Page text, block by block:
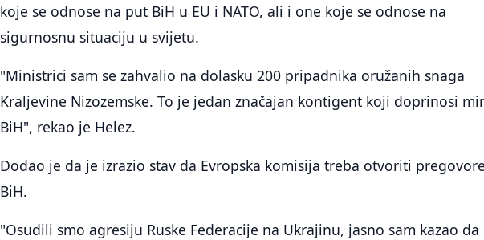
koje se odnose na put BiH u EU i NATO, ali i one koje se odnose na
sigurnosnu situaciju u svijetu.
"Ministrici sam se zahvalio na dolasku 200 pripadnika oružanih snaga
Kraljevine Nizozemske. To je jedan značajan kontigent koji doprinosi
BiH", rekao je Helez.
Dodao je da je izrazio stav da Evropska komisija treba otvoriti
BiH.
"Osudili smo agresiju Ruske Federacije na Ukrajinu, jasno sam kazao da